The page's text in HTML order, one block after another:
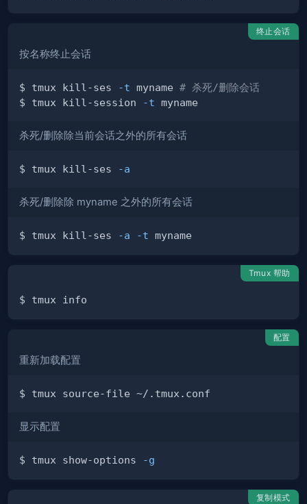
终止会话
按名称终止会话
$ tmux kill-ses -t myname # 杀死/删除会话
$ tmux kill-session
-t
杀死/删除除当前会话之外的所有会话
$ tmux kill-ses -a
杀死/删除除 myname 之外的所有会话
$ tmux kill-ses -a -t
Tmux 帮助
配置
重新加载配置
显示配置
$ tmux show-options -g
复制模式